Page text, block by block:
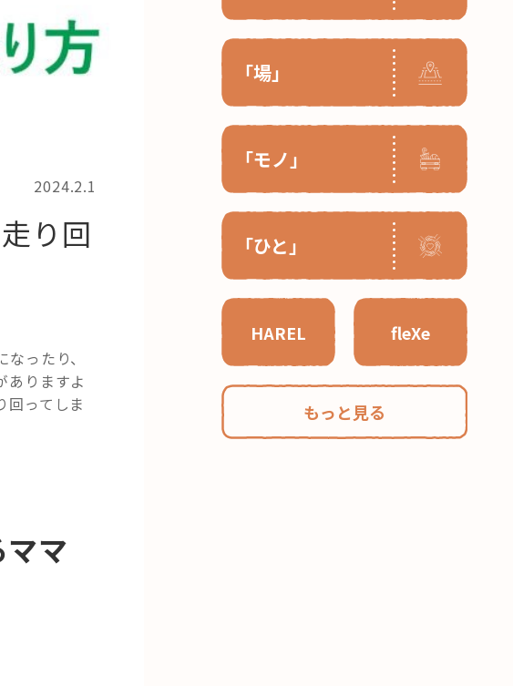
「場」
「モノ」
「ひと」
HAREL fleXe
もっと見る
2024.2.1
り回
ったり、
ありますよ
回ってしま
マ